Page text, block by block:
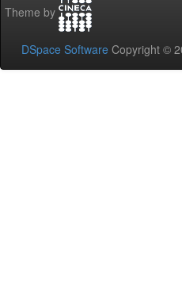
Theme by
DSpace Software Copyright ©